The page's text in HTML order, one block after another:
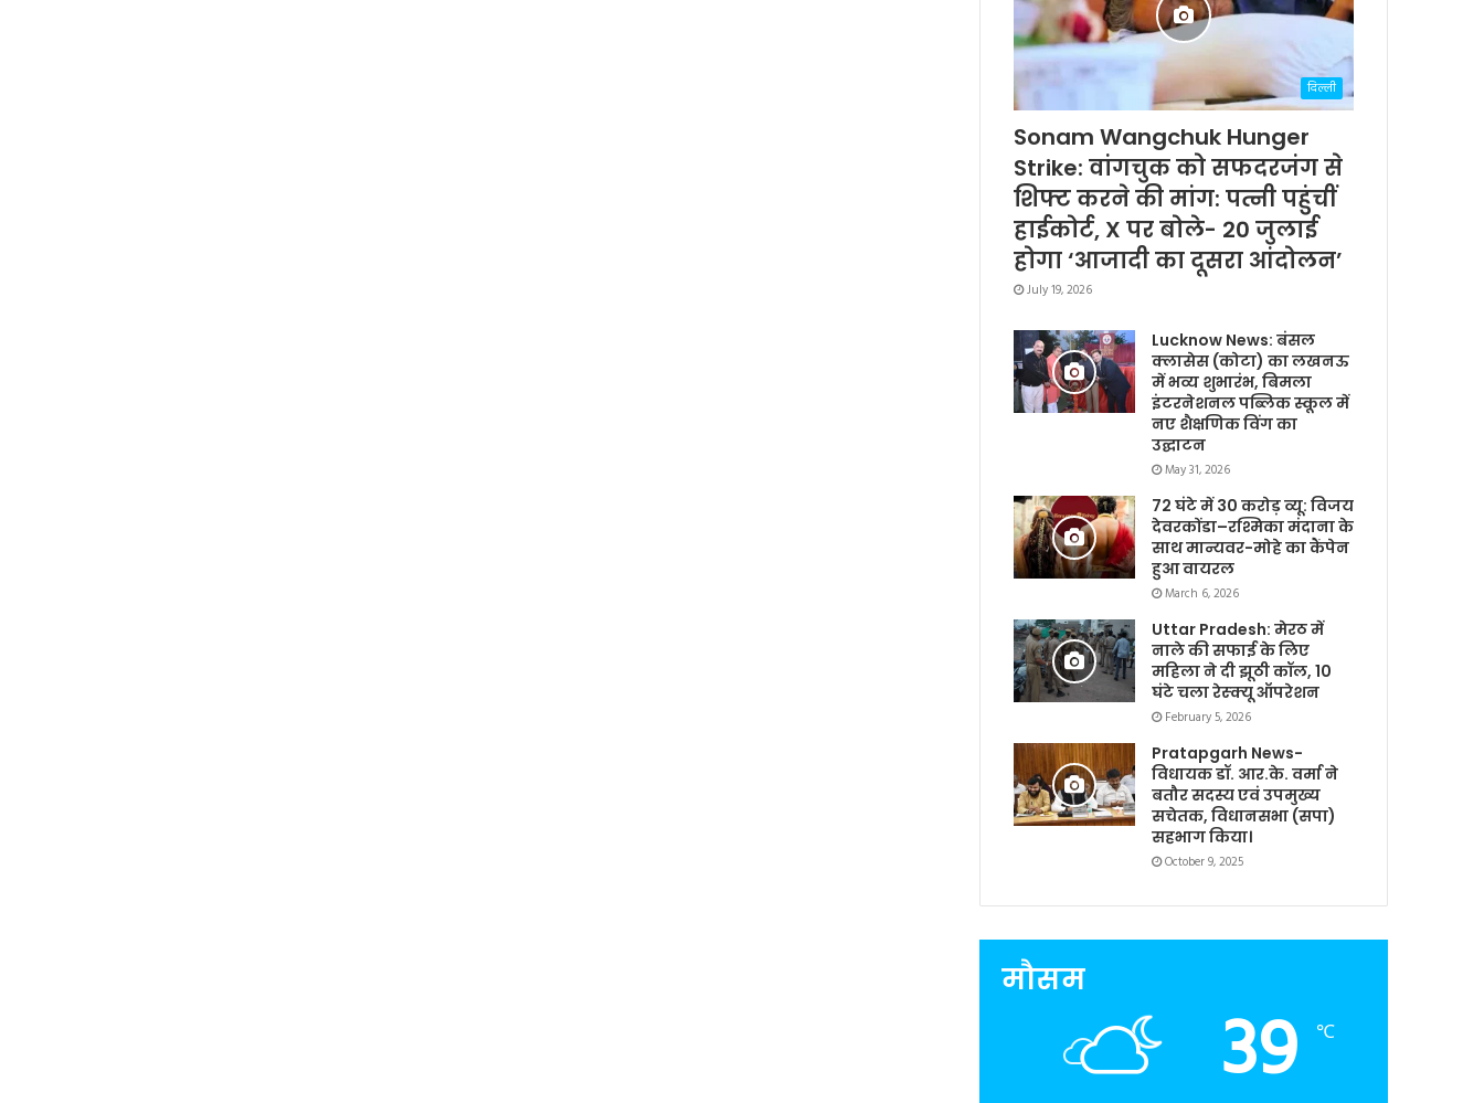
दिल्ली
Sonam Wangchuk Hunger
Strike: वांगचुक को सफदरजंग से
शिफ्ट करने की मांग: पत्नी पहुंचीं
हाईकोर्ट, X पर बोले- 20 जुलाई
होगा ‘आजादी का दूसरा आंदोलन’
July 19, 2026
Lucknow News: बंसल
क्लासेस (कोटा) का लखनऊ
में भव्य शुभारंभ, बिमला
इंटरनेशनल पब्लिक स्कूल में
नए शैक्षणिक विंग का
उद्घाटन
May 31, 2026
72 घंटे में 30 करोड़ व्यू: विजय
देवरकोंडा–रश्मिका मंदाना के
साथ मान्यवर-मोहे का कैंपेन
हुआ वायरल
March 6, 2026
Uttar Pradesh: मेरठ में
नाले की सफाई के लिए
महिला ने दी झूठी कॉल, 10
घंटे चला रेस्क्यू ऑपरेशन
February 5, 2026
Pratapgarh News-
विधायक डॉ. आर.के. वर्मा ने
बतौर सदस्य एवं उपमुख्य
सचेतक, विधानसभा (सपा)
सहभाग किया।
October 9, 2025
मौसम
39 ℃